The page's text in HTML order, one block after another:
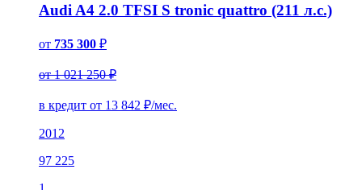
Audi A4 2.0 TFSI S tronic quattro (211 л.с.)
от 735 300 ₽
от 1 021 250 ₽
в кредит от 13 842 ₽/мес.
2012
97 225